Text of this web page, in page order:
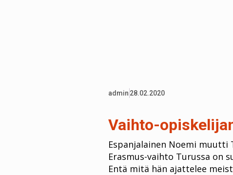
admin 28.02.2020
Vaihto-
Espanjalainen Noemi muutti
Erasmus-vaihto Turussa on
Entä mitä hän ajattelee